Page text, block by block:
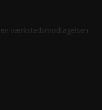
værkstedsmodtagelsen